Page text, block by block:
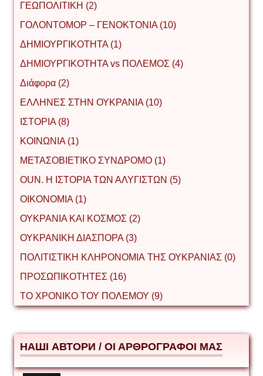
ΓΕΩΠΟΛΙΤΙΚΗ (2)
ΓΟΛΟΝΤΟΜΟΡ – ΓΕΝΟΚΤΟΝΙΑ (10)
ΔΗΜΙΟΥΡΓΙΚΟΤΗΤΑ (1)
ΔΗΜΙΟΥΡΓΙΚΟΤΗΤΑ vs ΠΟΛΕΜΟΣ (4)
Διάφορα (2)
ΕΛΛΗΝΕΣ ΣΤΗΝ ΟΥΚΡΑΝΙΑ (10)
ΙΣΤΟΡΙΑ (8)
ΚΟΙΝΩΝΙΑ (1)
ΜΕΤΑΣΟΒΙΕΤΙΚΟ ΣΥΝΔΡΟΜΟ (1)
ΟUΝ. Η ΙΣΤΟΡΙΑ ΤΩΝ ΑΛΥΓΙΣΤΩΝ (5)
ΟΙΚΟΝΟΜΙΑ (1)
ΟΥΚΡΑΝΙΑ ΚΑΙ ΚΟΣΜΟΣ (2)
ΟΥΚΡΑΝΙΚΗ ΔΙΑΣΠΟΡΑ (3)
ΠΟΛΙΤΙΣΤΙΚΗ ΚΛΗΡΟΝΟΜΙΑ ΤΗΣ ΟΥΚΡΑΝΙΑΣ (0)
ΠΡΟΣΩΠΙΚΟΤΗΤΕΣ (16)
ΤΟ ΧΡΟΝΙΚΟ ΤΟΥ ΠΟΛΕΜΟΥ (9)
НАШІ АВТОРИ / ΟΙ ΑΡΘΡΟΓΡΑΦΟΙ ΜΑΣ